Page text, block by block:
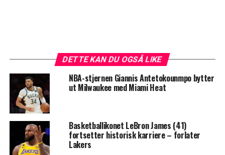
DETTE KAN DU OGSÅ LIKE
NBA-stjernen Giannis Antetokounmpo bytter
ut Milwaukee med Miami Heat
Basketballikonet LeBron James (41)
fortsetter historisk karriere – forlater
Lakers